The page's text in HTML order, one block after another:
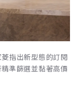
指出新型態的訂閱
準篩選並黏著高價